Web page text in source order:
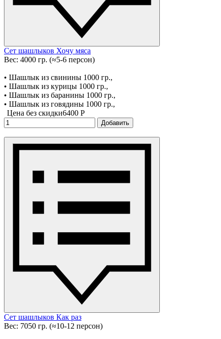
Сет шашлыков Хочу мяса
Вес: 4000 гр. (≈5-6 персон)
• Шашлык из свинины 1000 гр.,
• Шашлык из курицы 1000 гр.,
• Шашлык из баранины 1000 гр.,
• Шашлык из говядины 1000 гр.,
Цена без скидки6400 P
Добавить
Сет шашлыков Как раз
Вес: 7050 гр. (≈10-12 персон)